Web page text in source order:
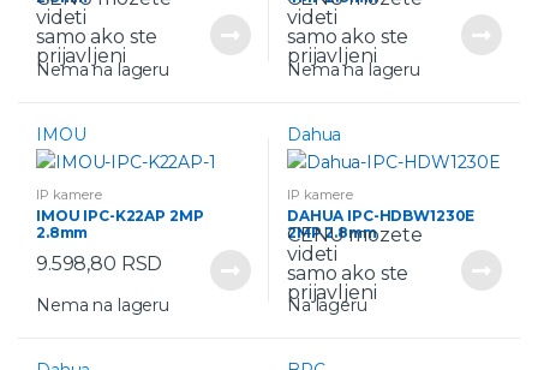
videti
samo ako ste
prijavljeni
Nema na lageru
videti
samo ako ste
prijavljeni
Nema na lageru
IMOU
IP kamere
IMOU IPC-K22AP 2MP
2.8mm
9.598,80 RSD
Nema na lageru
Dahua
IP kamere
DAHUA IPC-HDBW1230E
2MP 2.8mm
CENU mozete
videti
samo ako ste
prijavljeni
Na lageru